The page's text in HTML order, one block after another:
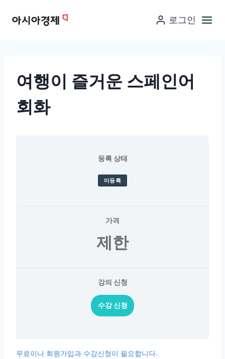
로그인
여행이 즐거운 스페인어
회화
등록 상태
미등록
가격
제한
강의 신청
수강 신청
무료이나 회원가입과 수강신청이 필요합니다.